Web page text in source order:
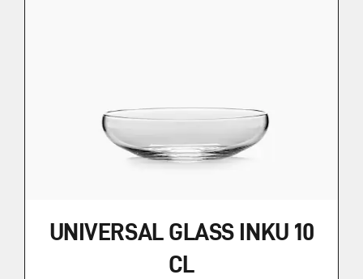
Widerrufsbelehrung
UNIVERSAL GLASS INKU 10
CL